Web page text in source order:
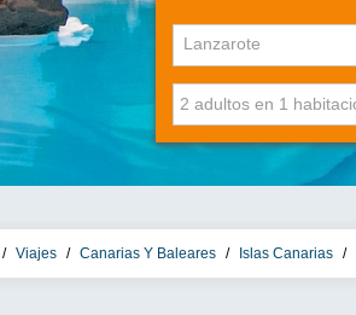
Lanzarote
/ Viajes / Canarias Y Baleares / Islas Canarias /